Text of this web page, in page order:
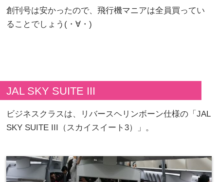
創刊号は安かったので、飛行機マニアは全員買ってい
ることでしょう(・∀・)
JAL SKY SUITE III
ビジネスクラスは、リバースヘリンボーン仕様の「JAL
SKY SUITE III（スカイスイート3）」。